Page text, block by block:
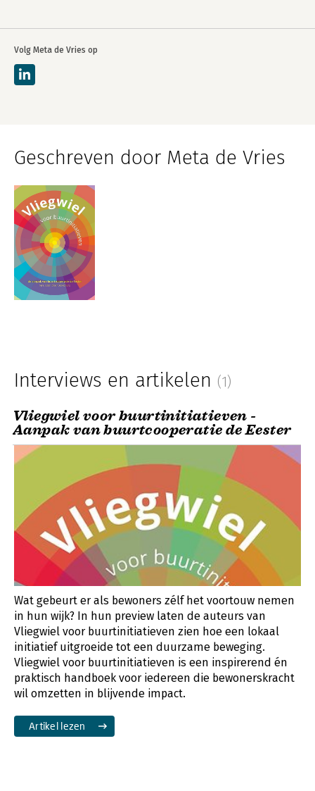
Volg Meta de Vries op
Geschreven door Meta de Vries
Interviews en artikelen (1)
Vliegwiel voor buurtinitiatieven -
Aanpak van buurtcooperatie de Eester
Wat gebeurt er als bewoners zélf het voortouw nemen
in hun wijk? In hun preview laten de auteurs van
Vliegwiel voor buurtinitiatieven zien hoe een lokaal
initiatief uitgroeide tot een duurzame beweging.
Vliegwiel voor buurtinitiatieven is een inspirerend én
praktisch handboek voor iedereen die bewonerskracht
wil omzetten in blijvende impact.
Artikel lezen